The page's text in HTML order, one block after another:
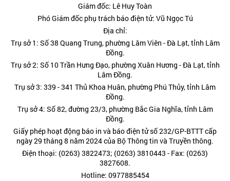
Giám đốc: Lê Huy Toàn
Phó Giám đốc phụ trách báo điện tử: Vũ Ngọc Tú
Địa chỉ:
Trụ sở 1: Số 38 Quang Trung, phường Lâm Viên - Đà Lạt, tỉnh Lâm
Đồng.
Trụ sở 2: Số 10 Trần Hưng Đạo, phường Xuân Hương - Đà Lạt, tỉnh
Lâm Đồng.
Trụ sở 3: 339 - 341 Thủ Khoa Huân, phường Phú Thủy, tỉnh Lâm
Đồng.
Trụ sở 4: Số 82, đường 23/3, phường Bắc Gia Nghĩa, tỉnh Lâm
Đồng.
Giấy phép hoạt động báo in và báo điện tử số 232/GP-BTTT cấp
ngày 29 tháng 8 năm 2024 của Bộ Thông tin và Truyền thông.
Điện thoại: (0263) 3822473; (0263) 3810443 - Fax: (0263)
3827608.
Hotline: 0977885454